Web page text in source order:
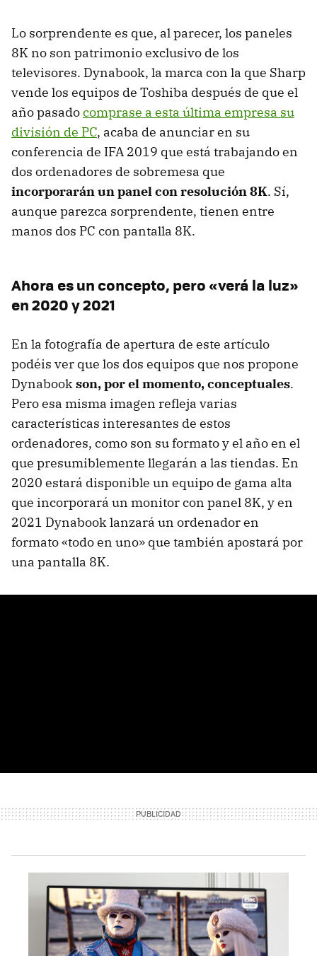
Lo sorprendente es que, al parecer, los paneles
8K no son patrimonio exclusivo de los
televisores. Dynabook, la marca con la que Sharp
vende los equipos de Toshiba después de que el
año pasadocomprase a esta última empresa su
división de PC, acaba de anunciar en su
conferencia de IFA 2019 que está trabajando en
dos ordenadores de sobremesa que
incorporarán un panel con resolución 8K. Sí,
aunque parezca sorprendente, tienen entre
manos dos PC con pantalla 8K.
Ahora es un concepto, pero «verá la luz»
en 2020 y 2021
En la fotografía de apertura de este artículo
podéis ver que los dos equipos que nos propone
Dynabookson, por el momento, conceptuales.
Pero esa misma imagen refleja varias
características interesantes de estos
ordenadores, como son su formato y el año en el
que presumiblemente llegarán a las tiendas. En
2020 estará disponible un equipo de gama alta
que incorporará un monitor con panel 8K, y en
2021 Dynabook lanzará un ordenador en
formato «todo en uno» que también apostará por
una pantalla 8K.